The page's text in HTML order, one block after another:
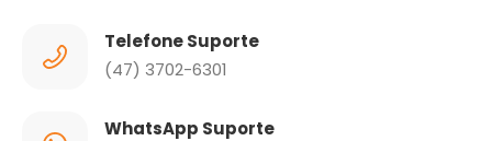
Telefone Suporte
(47) 3702-6301
WhatsApp Suporte